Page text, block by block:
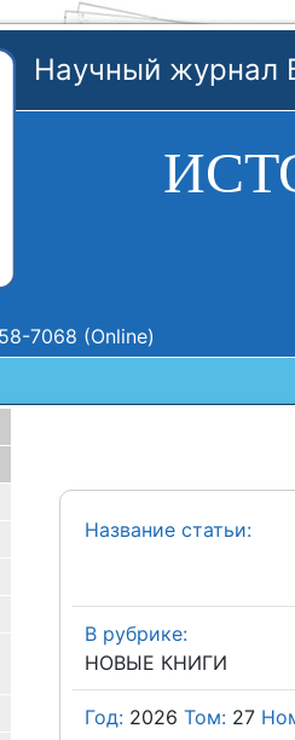
Научный журнал
7068 (Online)
Название статьи:
В рубрике:
НОВЫЕ КНИГИ
Год: 2026Том: 27